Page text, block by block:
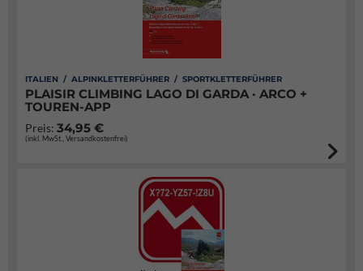
ITALIEN / ALPINKLETTERFÜHRER / SPORTKLETTERFÜHRER
PLAISIR CLIMBING LAGO DI GARDA · ARCO +
TOUREN-APP
Preis: 34,95 €
(inkl. MwSt., Versandkostenfrei)